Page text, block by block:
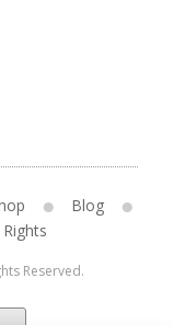
Blog
Reserved.